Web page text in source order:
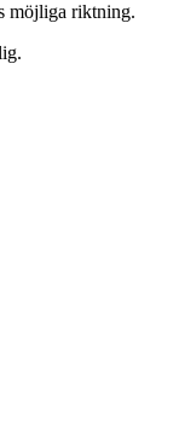
möjliga riktning.